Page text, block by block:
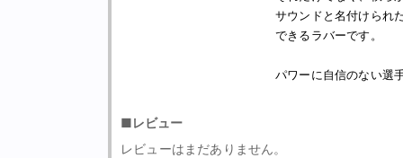
サウンドと名付けられ
できるラバーです。
パワーに自信のない選
■レビュー
レビューはまだありません。